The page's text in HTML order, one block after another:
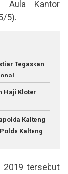
Aula Kantor
5).
Tegaskan
Haji Kloter
Kalteng
Kalteng
2019 tersebut